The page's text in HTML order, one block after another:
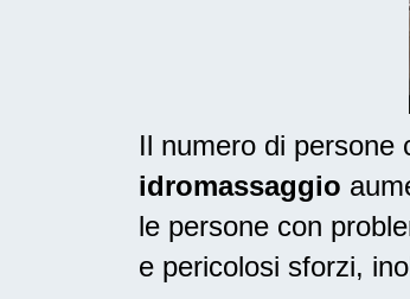
Il numero di persone
idromassaggio
le persone con
e pericolosi sforzi,